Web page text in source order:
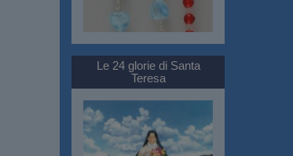
Le 24 glorie di Santa
Teresa